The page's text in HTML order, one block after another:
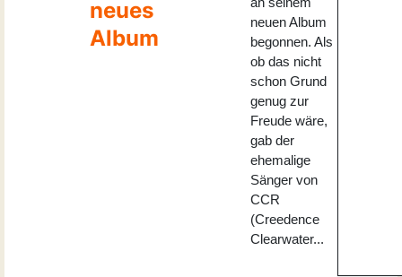
neues
Album
neuen Album
begonnen. Als
ob das nicht
schon Grund
genug zur
Freude wäre,
gab der
ehemalige
Sänger von
CCR
(Creedence
Clearwater...